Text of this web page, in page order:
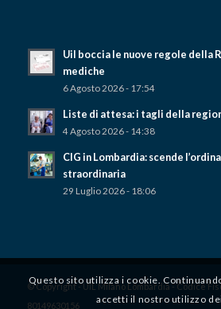
Uil boccia le nuove regole della
mediche
6 Agosto 2026 - 17:54
Liste di attesa: i tagli della
4 Agosto 2026 - 14:38
CIG in Lombardia: scende
straordinaria
29 Luglio 2026 - 18:06
© Copyright - UIL Milano Lombardia - Codice
80149630156
Questo sito utilizza i cookie.
accetti il ​​nostro utilizzo